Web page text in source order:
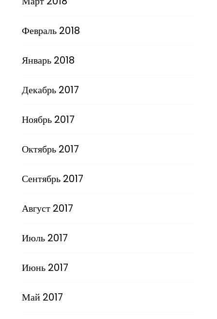
Февраль 2018
Январь 2018
Декабрь 2017
Ноябрь 2017
Октябрь 2017
Сентябрь 2017
Август 2017
Июль 2017
Июнь 2017
Май 2017